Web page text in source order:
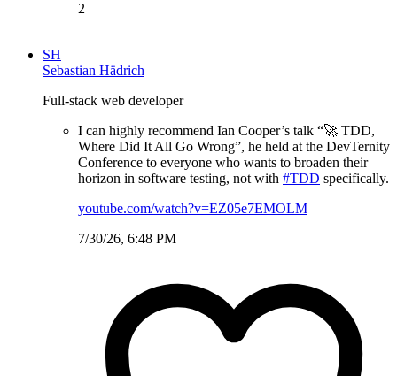
2
SH
Sebastian Hädrich
Full-stack web developer
I can highly recommend Ian Cooper’s talk “🚀 TDD,
Where Did It All Go Wrong”, he held at the DevTernity
Conference to everyone who wants to broaden their
horizon in software testing, not with #TDD specifically.
youtube.com/watch?v=EZ05e7EMOLM
7/30/26, 6:48 PM